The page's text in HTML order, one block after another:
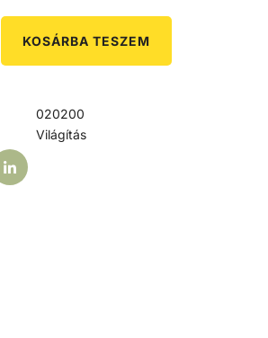
KOSÁRBA TESZEM
020200
Világítás